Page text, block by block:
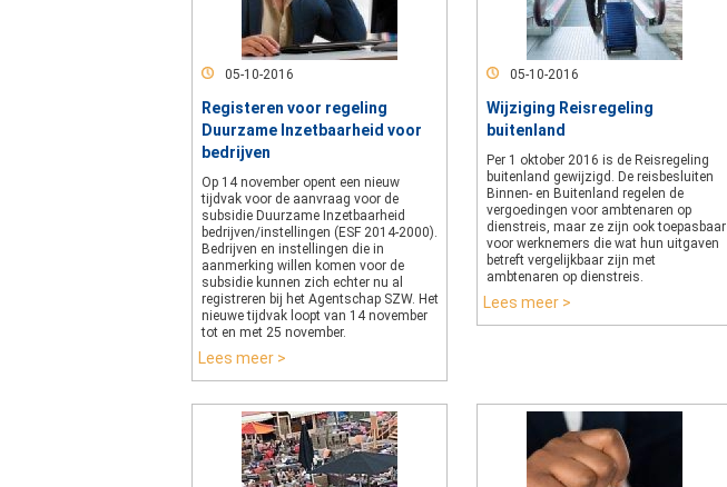
05-10-2016
Registeren voor regeling
Duurzame Inzetbaarheid voor
bedrijven
Op 14 november opent een nieuw
tijdvak voor de aanvraag voor de
subsidie Duurzame Inzetbaarheid
bedrijven/instellingen (ESF 2014-2000).
Bedrijven en instellingen die in
aanmerking willen komen voor de
subsidie kunnen zich echter nu al
registreren bij het Agentschap SZW. Het
nieuwe tijdvak loopt van 14 november
tot en met 25 november.
Lees meer >
05-10-2016
Wijziging Reisregeling
buitenland
Per 1 oktober 2016 is de Reisregeling
buitenland gewijzigd. De reisbesluiten
Binnen- en Buitenland regelen de
vergoedingen voor ambtenaren op
dienstreis, maar ze zijn ook toepasbaar
voor werknemers die wat hun uitgaven
betreft vergelijkbaar zijn met
ambtenaren op dienstreis.
Lees meer >